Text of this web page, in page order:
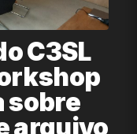
C3SL
sobre
arquivo